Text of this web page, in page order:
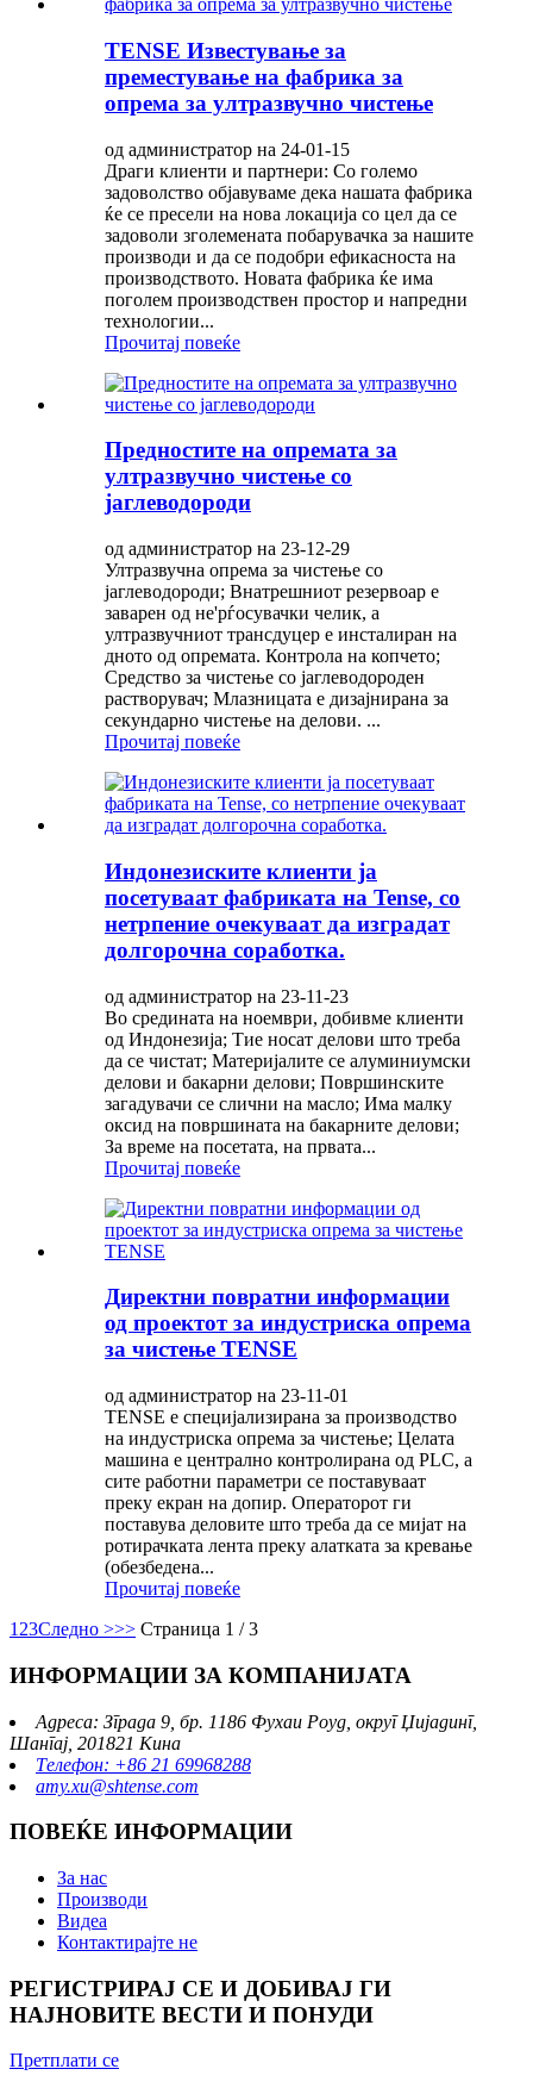
TENSE Известување за
преместување на фабрика за
опрема за ултразвучно чистење
од администратор на 24-01-15
Драги клиенти и партнери: Со големо
задоволство објавуваме дека нашата фабрика
ќе се пресели на нова локација со цел да се
задоволи зголемената побарувачка за нашите
производи и да се подобри ефикасноста на
производството. Новата фабрика ќе има
поголем производствен простор и напредни
технологии...
Прочитај повеќе
Предностите на опремата за
ултразвучно чистење со
јаглеводороди
од администратор на 23-12-29
Ултразвучна опрема за чистење со
јаглеводороди; Внатрешниот резервоар е
заварен од не'рѓосувачки челик, а
ултразвучниот трансдуцер е инсталиран на
дното од опремата. Контрола на копчето;
Средство за чистење со јаглеводороден
растворувач; Млазницата е дизајнирана за
секундарно чистење на делови. ...
Прочитај повеќе
Индонезиските клиенти ја
посетуваат фабриката на Tense, со
нетрпение очекуваат да изградат
долгорочна соработка.
од администратор на 23-11-23
Во средината на ноември, добивме клиенти
од Индонезија; Тие носат делови што треба
да се чистат; Материјалите се алуминиумски
делови и бакарни делови; Површинските
загадувачи се слични на масло; Има малку
оксид на површината на бакарните делови;
За време на посетата, на првата...
Прочитај повеќе
Директни повратни информации
од проектот за индустриска опрема
за чистење TENSE
од администратор на 23-11-01
TENSE е специјализирана за производство
на индустриска опрема за чистење; Целата
машина е централно контролирана од PLC, а
сите работни параметри се поставуваат
преку екран на допир. Операторот ги
поставува деловите што треба да се мијат на
ротирачката лента преку алатката за кревање
(обезбедена...
Прочитај повеќе
1 23Следно >>> Страница 1 / 3
ИНФОРМАЦИИ ЗА КОМПАНИЈАТА
Адреса: Зграда 9, бр. 1186 Фухаи Роуд, округ Џијадинг,
Шангај, 201821 Кина
Телефон: +86 21 69968288
amy.xu@shtense.com
ПОВЕЌЕ ИНФОРМАЦИИ
За нас
Производи
Видеа
Контактирајте не
РЕГИСТРИРАЈ СЕ И ДОБИВАЈ ГИ
НАЈНОВИТЕ ВЕСТИ И ПОНУДИ
Претплати се